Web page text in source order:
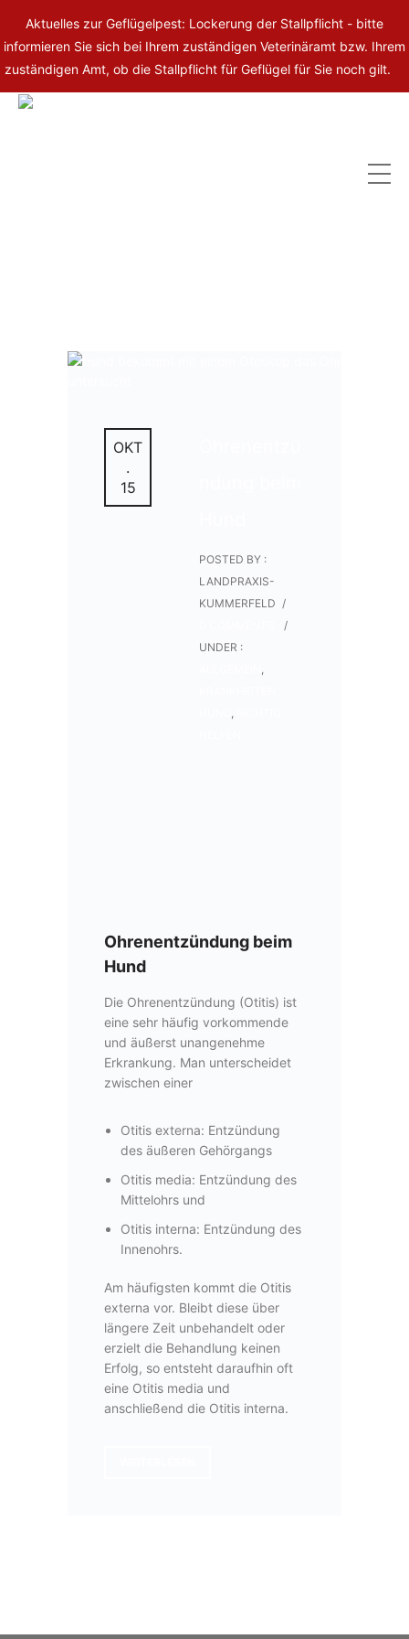
Aktuelles zur Geflügelpest: Lockerung der Stallpflicht - bitte
informieren Sie sich bei Ihrem zuständigen Veterinäramt bzw. Ihrem
zuständigen Amt, ob die Stallpflicht für Geflügel für Sie noch gilt.
OKT
.
15
POSTED BY :
LANDPRAXIS-
KUMMERFELD /
/
UNDER :
Ohrenentzündung beim
Hund
Die Ohrenentzündung (Otitis) ist
eine sehr häufig vorkommende
und äußerst unangenehme
Erkrankung. Man unterscheidet
zwischen einer
Otitis externa: Entzündung
des äußeren Gehörgangs
Otitis media: Entzündung des
Mittelohrs und
Otitis interna: Entzündung des
Innenohrs.
Am häufigsten kommt die Otitis
externa vor. Bleibt diese über
längere Zeit unbehandelt oder
erzielt die Behandlung keinen
Erfolg, so entsteht daraufhin oft
eine Otitis media und
anschließend die Otitis interna.